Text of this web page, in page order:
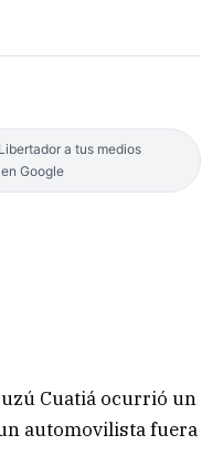
a tus medios
Google
Cuatiá ocurrió un
automovilista fuera